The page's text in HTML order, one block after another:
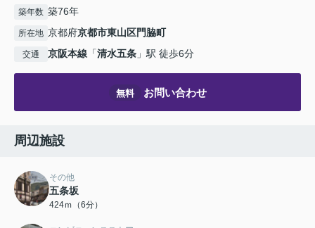
築年数 築76年
所在地 京都府京都市東山区門脇町
交通 京阪本線 「清水五条 」駅 徒歩6分
無料 お問い合わせ
周辺施設
その他
五条坂
424ｍ（6分）